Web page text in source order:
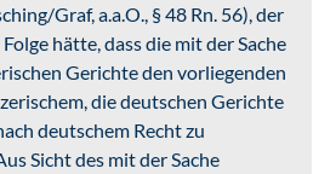
Graf, a.a.O., § 48 Rn. 56), der
hätte, dass die mit der Sache
Gerichte den vorliegenden
die deutschen Gerichte
deutschem Recht zu
Sicht des mit der Sache